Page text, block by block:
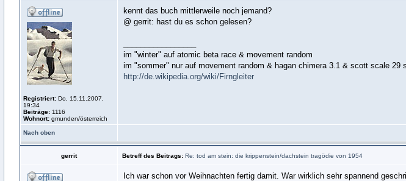
Registriert: Do, 15.11.2007,
19:34
Beiträge: 1116
Wohnort: gmunden/österreich
kennt das buch mittlerweile noch jemand?
@ gerrit: hast du es schon gelesen?
im "winter" auf atomic beta race & movement random
im "sommer" nur auf movement random & hagan chimera 3.1 & scott scale 29
http://de.wikipedia.org/wiki/Firngleiter
Nach oben
gerrit Betreff des Beitrags: Re: tod am stein: die krippenstein/dachstein tragödie von 1954
Ich war schon vor Weihnachten fertig damit. War wirklich sehr spannend